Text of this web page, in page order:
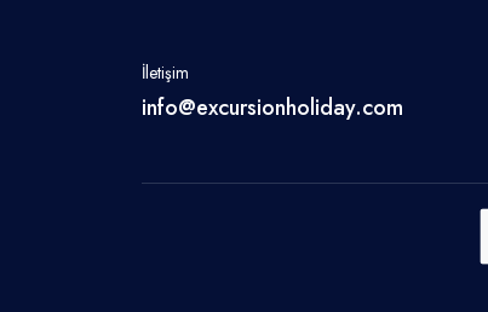
İletişim
info@excursionholiday.com